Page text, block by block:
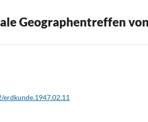
Geographentreffen